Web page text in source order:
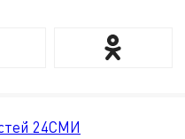
24СМИ